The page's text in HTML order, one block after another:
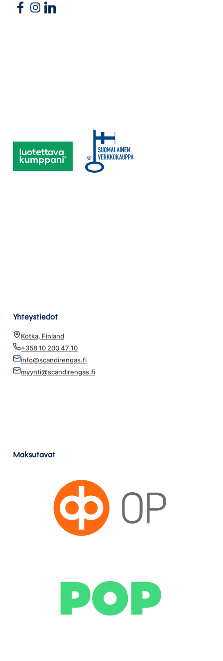
Follow us on Facebook
Follow us on Instagram
Follow us on Linkedin
Yhteystiedot
Kotka, Finland
+358 10 200 47 10
info@scandirengas.fi
myynti@scandirengas.fi
Maksutavat